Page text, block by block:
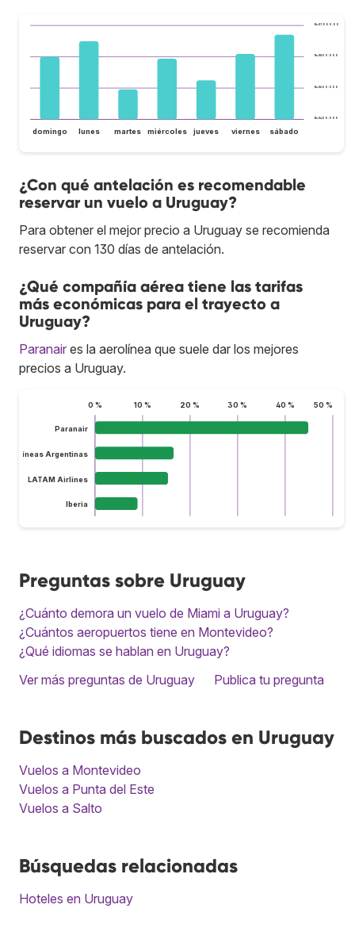
Bs.S400.000
Bs.S600.000
Bs.S800.000
Bs.S1.000.000
domingo lunes martes miércoles jueves viernes sábado
¿Con qué antelación es recomendable
reservar un vuelo a Uruguay?
Para obtener el mejor precio a Uruguay se recomienda
reservar con 130 días de antelación.
¿Qué compañía aérea tiene las tarifas
más económicas para el trayecto a
Uruguay?
Paranair es la aerolínea que suele dar los mejores
precios a Uruguay.
0 % 10 % 20 % 30 % 40 % 50 %
Paranair
Aerolíneas Argentinas
LATAM Airlines
Iberia
Preguntas sobre Uruguay
¿Cuánto demora un vuelo de Miami a Uruguay?
¿Cuántos aeropuertos tiene en Montevideo?
¿Qué idiomas se hablan en Uruguay?
Ver más preguntas de Uruguay
Publica tu pregunta
Destinos más buscados en Uruguay
Vuelos a Montevideo
Vuelos a Punta del Este
Vuelos a Salto
Búsquedas relacionadas
Hoteles en Uruguay